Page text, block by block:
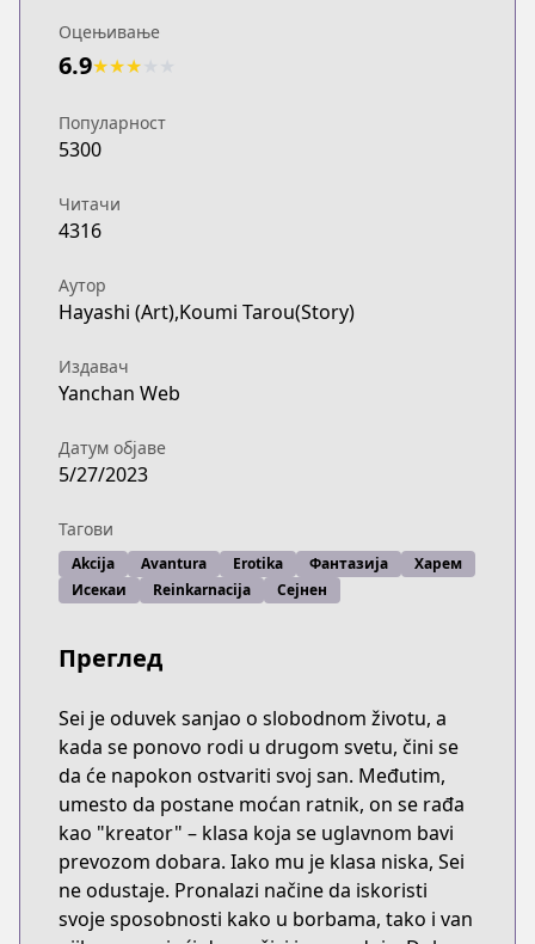
Оцењивање
6.9★★★
Популарност
5300
Читачи
4316
Аутор
Hayashi (Art),Koumi Tarou(Story)
Издавач
Yanchan Web
Датум објаве
5/27/2023
Тагови
Akcija Avantura Erotika Фантазија
Харем
Исекаи
Reinkarnacija Сејнен
Преглед
Sei je oduvek sanjao o slobodnom životu, a
kada se ponovo rodi u drugom svetu, čini se
da će napokon ostvariti svoj san. Međutim,
umesto da postane moćan ratnik, on se rađa
kao "kreator" – klasa koja se uglavnom bavi
prevozom dobara. Iako mu je klasa niska, Sei
ne odustaje. Pronalazi načine da iskoristi
svoje sposobnosti kako u borbama, tako i van